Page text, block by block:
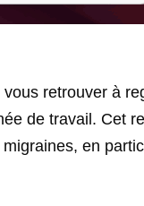
retrouver à
de travail. Cet
en